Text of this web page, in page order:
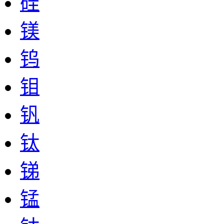
镁
钨
钼
钒
钛
锑
锰